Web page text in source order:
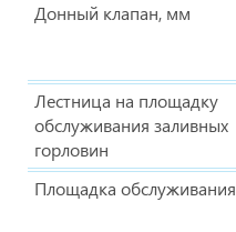
Донный клапан, мм
Лестница на площадку
обслуживания заливных
горловин
Площадка обслуживания